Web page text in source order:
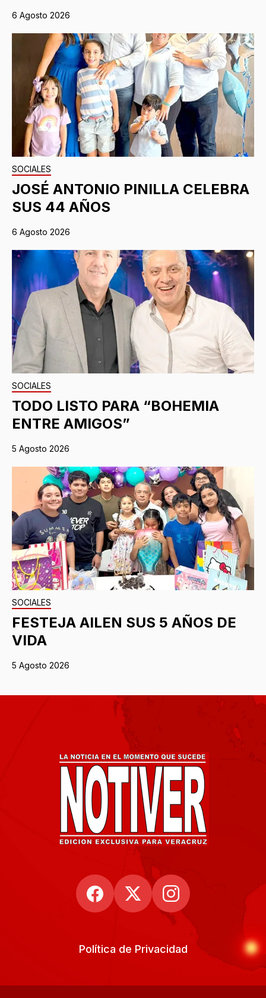
6 Agosto 2026
SOCIALES
JOSÉ ANTONIO PINILLA CELEBRA
SUS 44 AÑOS
6 Agosto 2026
SOCIALES
TODO LISTO PARA “BOHEMIA
ENTRE AMIGOS”
5 Agosto 2026
SOCIALES
FESTEJA AILEN SUS 5 AÑOS DE
VIDA
5 Agosto 2026
Política de Privacidad